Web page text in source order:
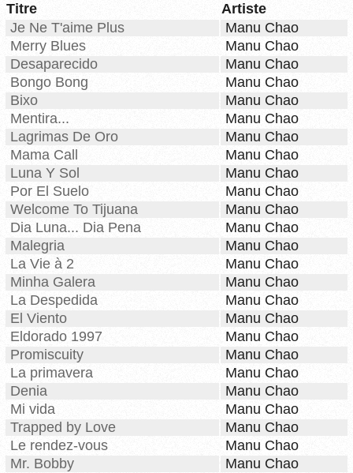
Titre
Artiste
Je Ne T'aime Plus
Manu Chao
Merry Blues
Manu Chao
Desaparecido
Manu Chao
Bongo Bong
Manu Chao
Bixo
Manu Chao
Mentira...
Manu Chao
Lagrimas De Oro
Manu Chao
Mama Call
Manu Chao
Luna Y Sol
Manu Chao
Por El Suelo
Manu Chao
Welcome To Tijuana
Manu Chao
Dia Luna... Dia Pena
Manu Chao
Malegria
Manu Chao
La Vie à 2
Manu Chao
Minha Galera
Manu Chao
La Despedida
Manu Chao
El Viento
Manu Chao
Eldorado 1997
Manu Chao
Promiscuity
Manu Chao
La primavera
Manu Chao
Denia
Manu Chao
Mi vida
Manu Chao
Trapped by Love
Manu Chao
Le rendez-vous
Manu Chao
Mr. Bobby
Manu Chao